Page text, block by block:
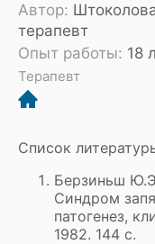
Автор:
терапевт
Опыт работы: 18
Терапевт
Список
Берзиньш
Синдром
патогенез,
1982. 144 с.